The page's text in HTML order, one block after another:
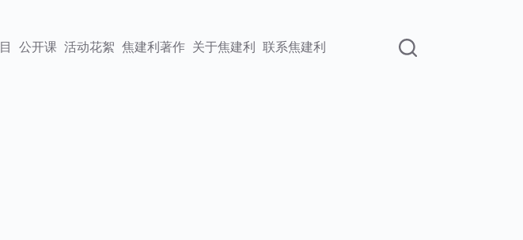
公开课 活动花絮 焦建利著作 关于焦建利 联系焦建利